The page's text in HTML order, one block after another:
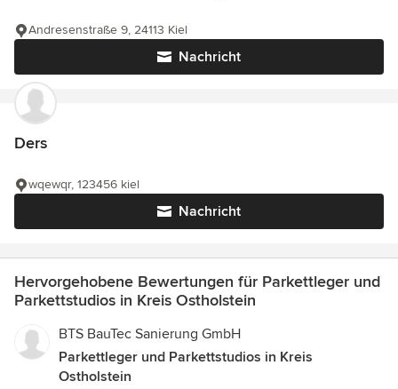
Nachricht
Andresenstraße 9, 24113 Kiel
Ders
Nachricht
wqewqr, 123456 kiel
Hervorgehobene Bewertungen für Parkettleger und
Parkettstudios in Kreis Ostholstein
BTS BauTec Sanierung GmbH
Parkettleger und Parkettstudios in Kreis
Ostholstein